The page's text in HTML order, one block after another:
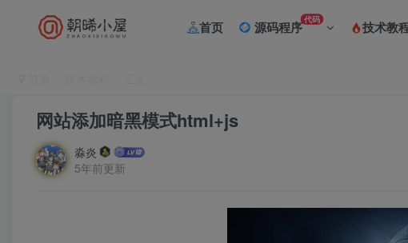
首页 源码程序代码 技术教
网站添加暗黑模式html+js
淼炎
5年前更新